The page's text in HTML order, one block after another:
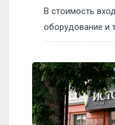
В стоимость
оборудование и